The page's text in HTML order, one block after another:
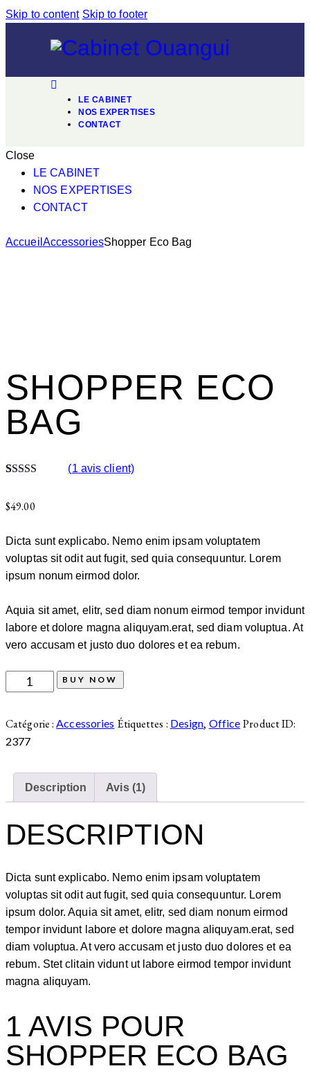
Skip to content Skip to footer
LE CABINET
NOS EXPERTISES
CONTACT
Close
LE CABINET
NOS EXPERTISES
CONTACT
Accueil AccessoriesShopper Eco Bag
SHOPPER ECO
BAG
surnotation
(1 avis client)
$49.00
Dicta sunt explicabo. Nemo enim ipsam voluptatem
voluptas sit odit aut fugit, sed quia consequuntur. Lorem
ipsum nonum eirmod dolor.
Aquia sit amet, elitr, sed diam nonum eirmod tempor invidunt
labore et dolore magna aliquyam.erat, sed diam voluptua. At
vero accusam et justo duo dolores et ea rebum.
BUY NOW
Catégorie :Accessories Étiquettes : Design, Office Product ID:
2377
Description Avis (1)
DESCRIPTION
Dicta sunt explicabo. Nemo enim ipsam voluptatem
voluptas sit odit aut fugit, sed quia consequuntur. Lorem
ipsum dolor. Aquia sit amet, elitr, sed diam nonum eirmod
tempor invidunt labore et dolore magna aliquyam.erat, sed
diam voluptua. At vero accusam et justo duo dolores et ea
rebum. Stet clitain vidunt ut labore eirmod tempor invidunt
magna aliquyam.
1 AVIS POUR
SHOPPER ECO BAG